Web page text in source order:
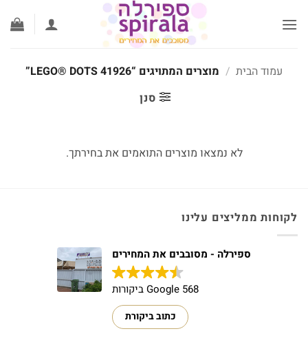
לתוכן
עמוד הבית / מוצרים המתויגים “LEGO® DOTS 41926”
סנן
לא נמצאו מוצרים התואמים את בחירתך.
לקוחות ממליצים עלינו
ספירלה - מסובבים את המחירים
568 Google ביקורות
כתוב ביקורת